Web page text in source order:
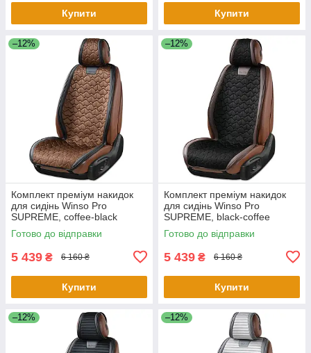
Купити Купити
–12%
Комплект преміум накидок
для сидінь Winso Pro
SUPREME, coffee-black
Готово до відправки
5 439 ₴ 6 160 ₴
Купити
–12%
Комплект преміум накидок
для сидінь Winso Pro
SUPREME, black-coffee
Готово до відправки
5 439 ₴ 6 160 ₴
Купити
–12% –12%